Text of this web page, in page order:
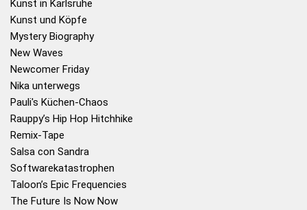
Kunst in Karlsruhe
Kunst und Köpfe
Mystery Biography
New Waves
Newcomer Friday
Nika unterwegs
Pauli's Küchen-Chaos
Rauppy’s Hip Hop Hitchhike
Remix-Tape
Salsa con Sandra
Softwarekatastrophen
Taloon’s Epic Frequencies
The Future Is Now Now